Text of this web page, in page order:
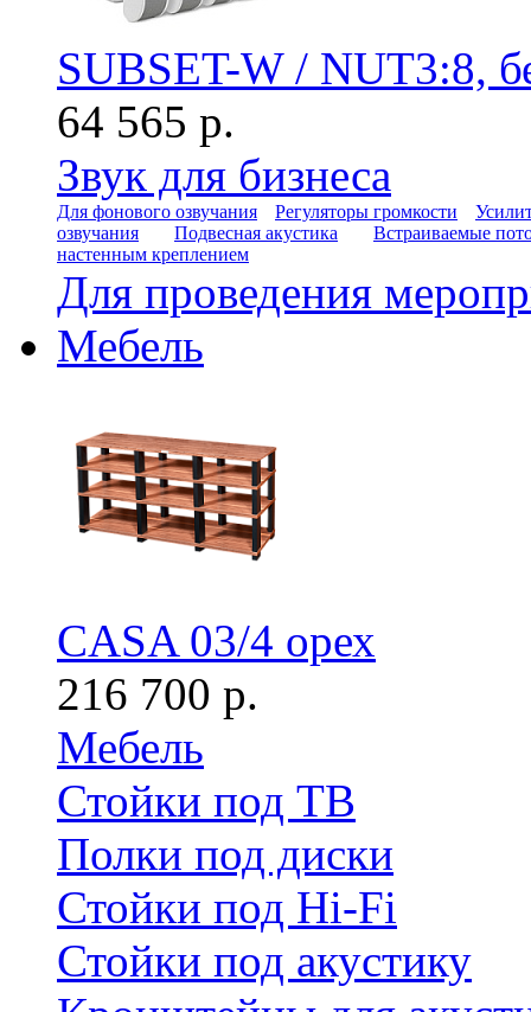
SUBSET-W / NUT3:8,
64 565 р.
Звук для бизнеса
Для фонового озвучания Регуляторы громкости
озвучания
Подвесная акустика
Встраиваемые
настенным креплением
Для проведения
Мебель
CASA 03/4 орех
216 700 р.
Мебель
Стойки под ТВ
Полки под диски
Стойки под Hi-Fi
Стойки под акустику